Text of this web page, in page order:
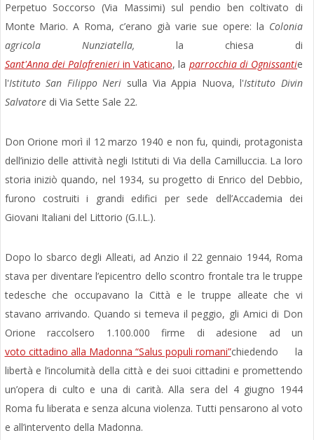
Perpetuo Soccorso (Via Massimi) sul pendio ben coltivato di
Monte Mario. A Roma, c’erano già varie sue opere: la Colonia
agricola
Nunziatella, la chiesa di
Sant'Anna dei Palafrenieri in Vaticano, la parrocchia di Ognissantie
l'Istituto San Filippo Neri sulla Via Appia Nuova, l'Istituto Divin
Salvatore di Via Sette Sale 22.
Don Orione morì il 12 marzo 1940 e non fu, quindi, protagonista
dell’inizio delle attività negli Istituti di Via della Camilluccia. La loro
storia iniziò quando, nel 1934, su progetto di Enrico del Debbio,
furono costruiti i grandi edifici per sede dell’Accademia dei
Giovani Italiani del Littorio (G.I.L.).
Dopo lo sbarco degli Alleati, ad Anzio il 22 gennaio 1944, Roma
stava per diventare l’epicentro dello scontro frontale tra le truppe
tedesche che occupavano la Città e le truppe alleate che vi
stavano arrivando. Quando si temeva il peggio, gli Amici di Don
Orione raccolsero 1.100.000 firme di adesione ad un
voto cittadino alla Madonna “Salus populi romani”chiedendo la
libertà e l’incolumità della città e dei suoi cittadini e promettendo
un’opera di culto e una di carità. Alla sera del 4 giugno 1944
Roma fu liberata e senza alcuna violenza. Tutti pensarono al voto
e all’intervento della Madonna.